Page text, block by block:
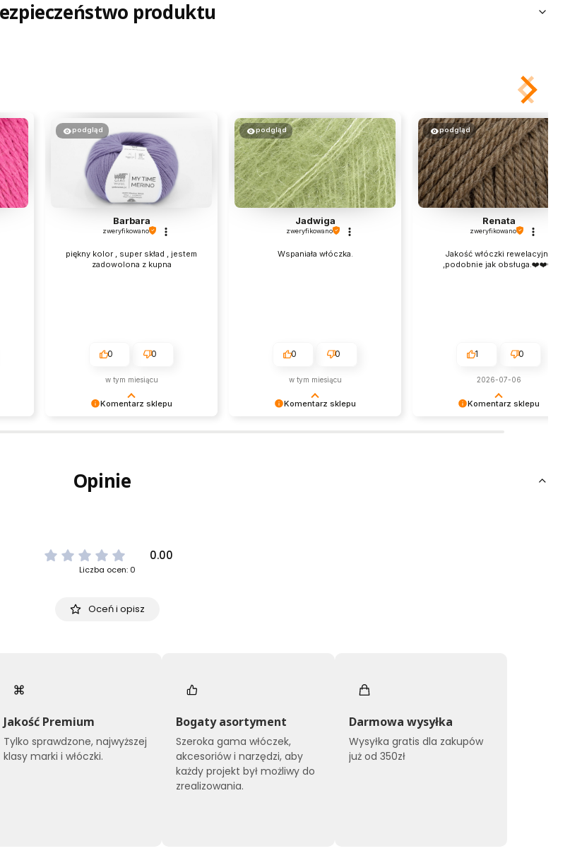
produktu
Komentarz sklepu
że nam się udało. Mamy nadzieję, że
do nas wrócisz :) Pozdrawiamy
podgląd
Barbara
zweryfikowano
piękny kolor , super skład , jestem
zadowolona z kupna
0 0
w tym miesiącu
Komentarz sklepu
podgląd
Jadwiga
zweryfikowano
Wspaniała włóczka.
0 0
w tym miesiącu
Komentarz sklepu
świetnym klientom. Dziękujemy raz
podgląd
Renata
zweryfikowano
Jakość włóczki rewelacyjna
,podobnie jak obsługa.❤️❤️❤️
1 0
2026-07-06
Opinie
0.00
Liczba ocen: 0
Oceń i opisz
Jakość Premium
Tylko sprawdzone, najwyższej
klasy marki i włóczki.
Bogaty asortyment
Szeroka gama włóczek,
akcesoriów i narzędzi, aby
każdy projekt był możliwy do
zrealizowania.
Darmowa wysyłka
Wysyłka gratis dla zakupów
już od 350zł